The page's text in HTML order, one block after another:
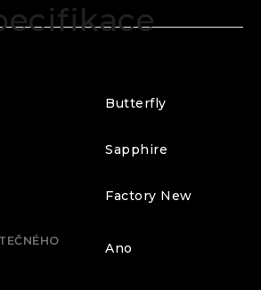
Butterfly
Sapphire
Factory New
Ano